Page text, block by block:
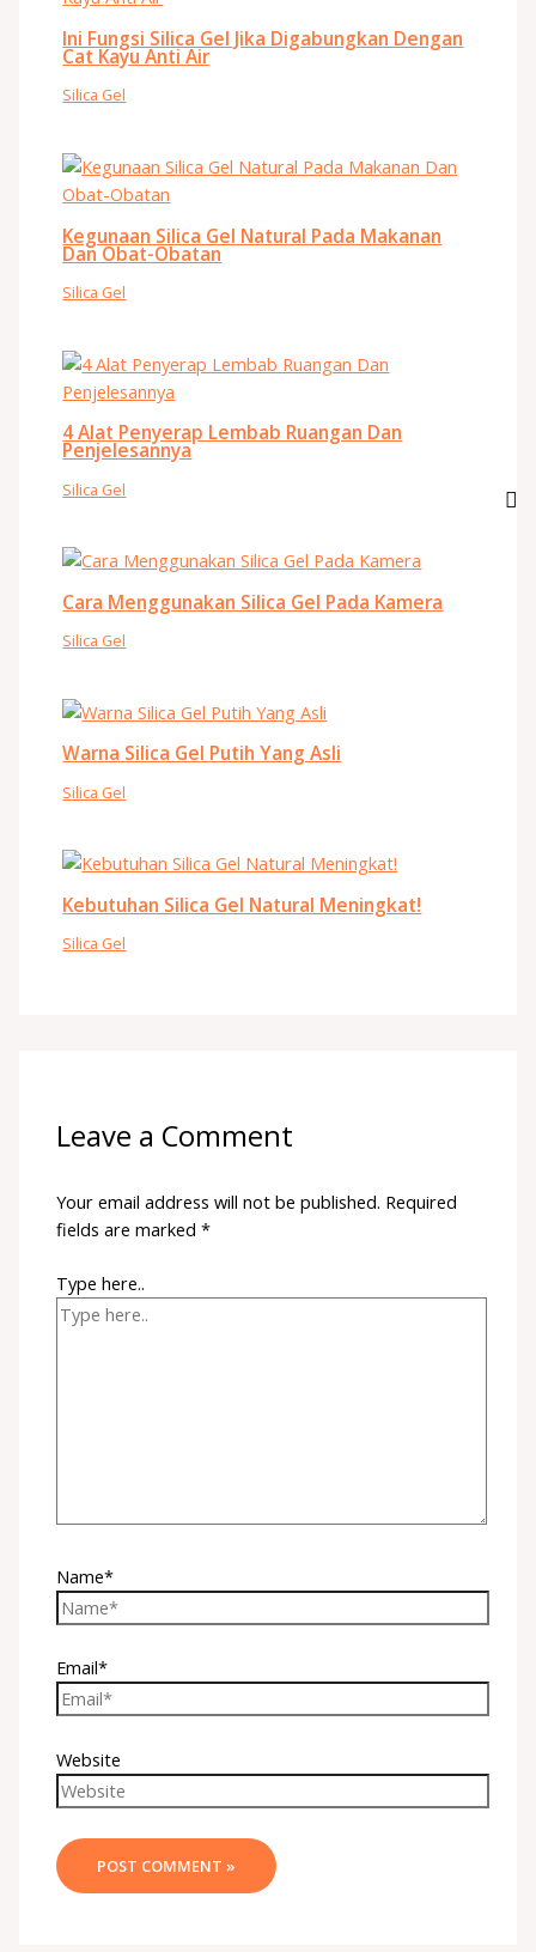
Ini Fungsi Silica Gel Jika Digabungkan Dengan
Cat Kayu Anti Air
Silica Gel
Kegunaan Silica Gel Natural Pada Makanan
Dan Obat-Obatan
Silica Gel
4 Alat Penyerap Lembab Ruangan Dan
Penjelesannya
Silica Gel
Cara Menggunakan Silica Gel Pada Kamera
Silica Gel
Warna Silica Gel Putih Yang Asli
Silica Gel
Kebutuhan Silica Gel Natural Meningkat!
Silica Gel
Leave a Comment
Your email address will not be published. Required
fields are marked*
Type here..
Name*
Email*
Website